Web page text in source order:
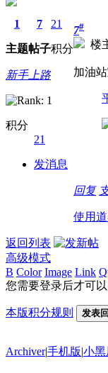
1
主题
7
帖子
21
积分
新手上路
积分
21
发消息
7#
楼
加油
回复
使用
返回列表
高级模式
B Color Image Link
您需要登录后才可
本版积分规则 发表
Archiver|手机版|小黑